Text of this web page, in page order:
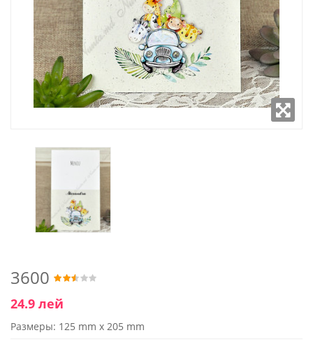
3600
24.9 лей
Размеры: 125 mm x 205 mm